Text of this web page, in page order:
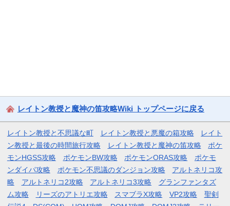
レイトン教授と魔神の笛攻略Wiki トップページに戻る
レイトン教授と不思議な町 レイトン教授と悪魔の箱攻略
レイト
ン教授と最後の時間旅行攻略
レイトン教授と魔神の笛攻略
ポケ
モンHGSS攻略
ポケモンBW攻略 ポケモンORAS攻略
ポケモ
ンダイパ攻略
ポケモン不思議のダンジョン攻略
アルトネリコ攻
略
アルトネリコ2攻略 アルトネリコ3攻略
グランファンタズ
ム攻略
リーズのアトリエ攻略 スマブラX攻略 VP2攻略
聖剣